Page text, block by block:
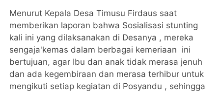
Menurut Kepala Desa Timusu Firdaus saat
memberikan laporan bahwa Sosialisasi stunting
kali ini yang dilaksanakan di Desanya , mereka
sengaja'kemas dalam berbagai kemeriaan ini
bertujuan, agar Ibu dan anak tidak merasa jenuh
dan ada kegembiraan dan merasa terhibur untuk
mengikuti setiap kegiatan di Posyandu , sehingga